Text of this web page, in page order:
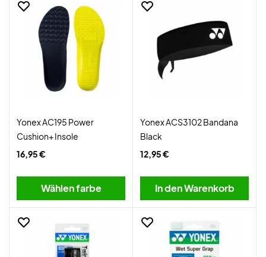
Yonex AC195 Power
Cushion+ Insole
16,95 €
Wählen farbe
Yonex ACS3102 Bandana
Black
12,95 €
In den Warenkorb